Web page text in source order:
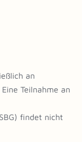
an
Teilnahme an
findet nicht